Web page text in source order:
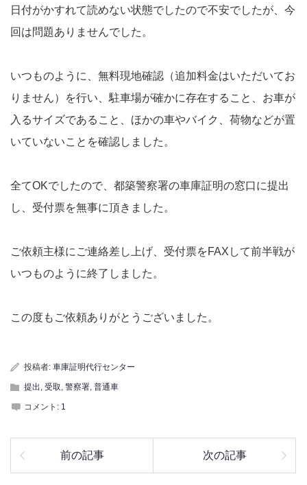
日付がかすれて読めない状態でしたので不安でしたが、今
回は問題ありませんでした。
いつものように、無料現地確認（追加料金はいただいてお
りません）を行い、駐車場が確かに存在すること、お車が
入るサイズであること、ほかの車やバイク、荷物などが置
いていないことを確認しました。
全てOKでしたので、都築警察署の車庫証明の窓口に提出
し、受付票を無事に頂きました。
ご依頼主様にご連絡差し上げ、受付票をFAXして前半戦が
いつものように終了しました。
この度もご依頼ありがとうございました。
投稿者: 車庫証明代行センター
提出 , 受取, 警察署, 普通車
コメント: 1
前の記事 次の記事